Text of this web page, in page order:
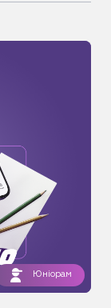
Юніорам